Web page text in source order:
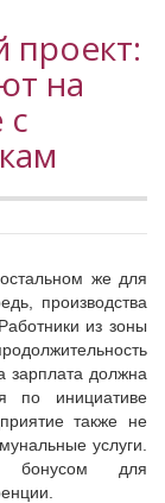
образований
на
с
же для
производства
из зоны
зарплата должна
инициативе
также не
услуги.
бонусом для